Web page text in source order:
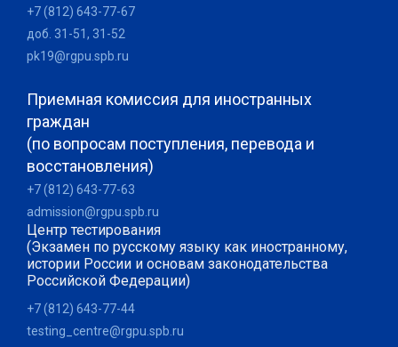
+7 (812) 643-77-67
доб. 31-51, 31-52
pk19@rgpu.spb.ru
Приемная комиссия для иностранных
граждан
(по вопросам поступления, перевода и
восстановления)
+7 (812) 643-77-63
admission@rgpu.spb.ru
Центр тестирования
(Экзамен по русскому языку как иностранному,
истории России и основам законодательства
Российской Федерации)
+7 (812) 643-77-44
testing_centre@rgpu.spb.ru